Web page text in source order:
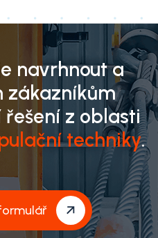
navrhnout a
zákazníkům
z oblasti
techniky.